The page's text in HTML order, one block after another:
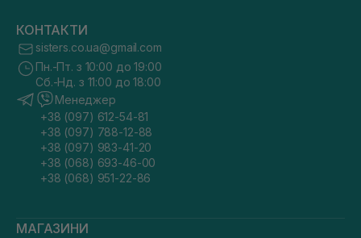
КОНТАКТИ
sisters.co.ua@gmail.com
Пн.-Пт. з 10:00 до 19:00
Сб.-Нд. з 11:00 до 18:00
Менеджер
+38 (097) 612-54-81
+38 (097) 788-12-88
+38 (097) 983-41-20
+38 (068) 693-46-00
+38 (068) 951-22-86
МАГАЗИНИ